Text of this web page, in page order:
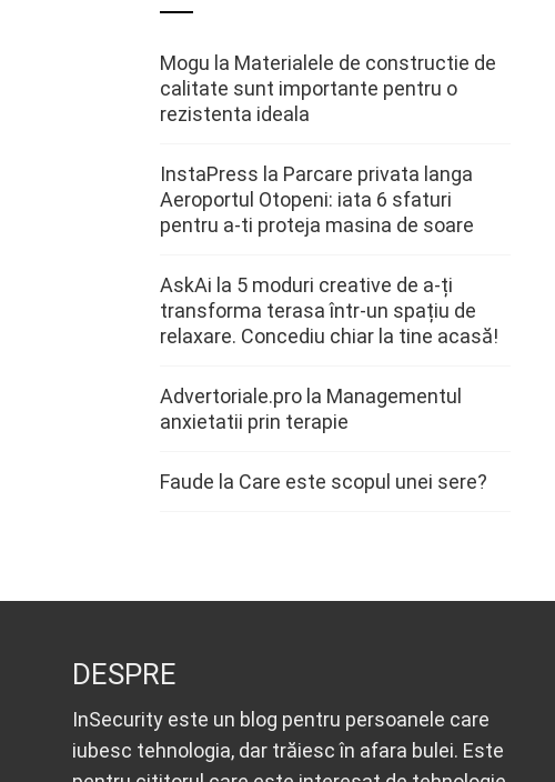
Mogu la Materialele de constructie de
calitate sunt importante pentru o
rezistenta ideala
InstaPress la Parcare privata langa
Aeroportul Otopeni: iata 6 sfaturi
pentru a-ti proteja masina de soare
AskAi la 5 moduri creative de a-ți
transforma terasa într-un spațiu de
relaxare. Concediu chiar la tine acasă!
Advertoriale.pro la Managementul
anxietatii prin terapie
Faude la Care este scopul unei sere?
DESPRE
InSecurity este un blog pentru persoanele care
iubesc tehnologia, dar trăiesc în afara bulei. Este